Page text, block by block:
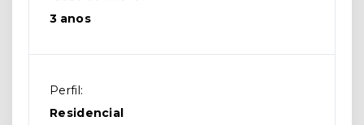
3 anos
Perfil:
Residencial